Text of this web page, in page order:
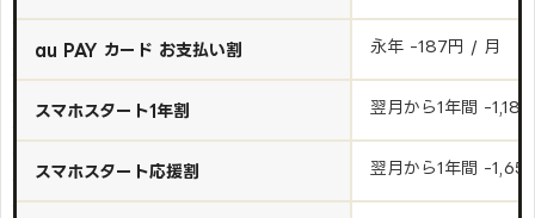
au PAY カード お支払い割 永年 -187円 / 月
スマホスタート1年割 翌月から1年間 -
スマホスタート応援割 翌月から1年間 -